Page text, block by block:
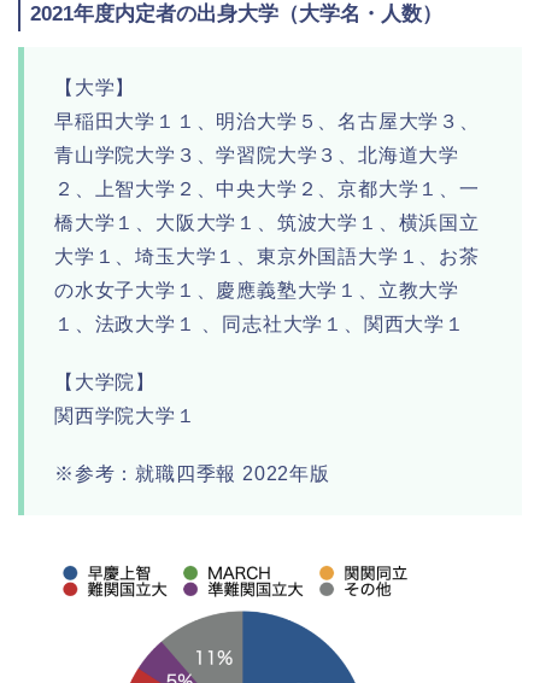
2021年度内定者の出身大学（大学名・人数）
【大学】
早稲田大学１１、明治大学５、名古屋大学３、
青山学院大学３、学習院大学３、北海道大学
２、上智大学２、中央大学２、京都大学１、一
橋大学１、大阪大学１、筑波大学１、横浜国立
大学１、埼玉大学１、東京外国語大学１、お茶
の水女子大学１、慶應義塾大学１、立教大学
１、法政大学１ 、同志社大学１、関西大学１
【大学院】
関西学院大学１
※参考：就職四季報 2022年版